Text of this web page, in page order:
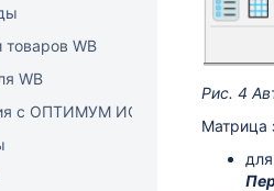
товаров WB
WB
с ОПТИМУМ ИСУМТ
Рис. 4
Матрица